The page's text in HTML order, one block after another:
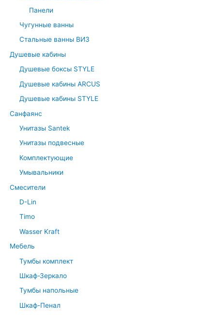
Панели
Чугунные ванны
Стальные ванны ВИЗ
Душевые кабины
Душевые боксы STYLE
Душевые кабины ARCUS
Душевые кабины STYLE
Санфаянс
Унитазы Santek
Унитазы подвесные
Комплектующие
Умывальники
Смесители
D-Lin
Timo
Wasser Kraft
Мебель
Тумбы комплект
Шкаф-Зеркало
Тумбы напольные
Шкаф-Пенал